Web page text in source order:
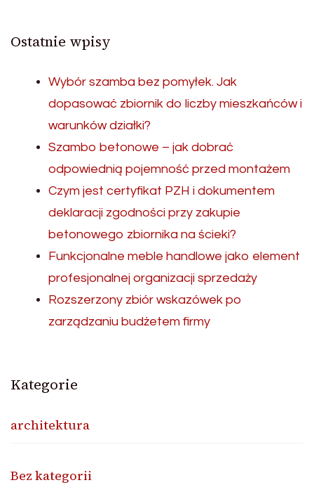
Ostatnie wpisy
Wybór szamba bez pomyłek. Jak
dopasować zbiornik do liczby mieszkańców i
warunków działki?
Szambo betonowe – jak dobrać
odpowiednią pojemność przed montażem
Czym jest certyfikat PZH i dokumentem
deklaracji zgodności przy zakupie
betonowego zbiornika na ścieki?
Funkcjonalne meble handlowe jako element
profesjonalnej organizacji sprzedaży
Rozszerzony zbiór wskazówek po
zarządzaniu budżetem firmy
Kategorie
architektura
Bez kategorii